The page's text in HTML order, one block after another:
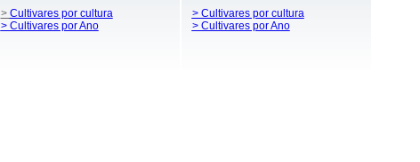
> Cultivares por cultura
> Cultivares por Ano
> Cultivares por cultura
> Cultivares por Ano